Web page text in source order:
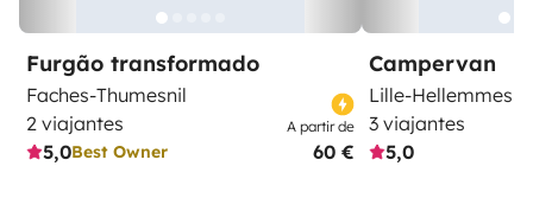
Furgão transformado
Faches-Thumesnil
2 viajantes
5,0Best Owner
A partir de
60 €
Campervan
Lille-Hellemmes
3 viajantes
5,0